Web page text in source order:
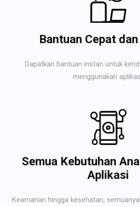
Bantuan Cepat
Dapatkan bantuan instan untuk
menggunakan
Semua Kebutuhan
Aplikasi
Keamanan hingga kesehatan,